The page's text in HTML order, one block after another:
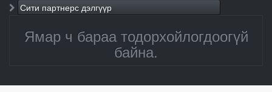
Сити партнерс дэлгүүр
Ямар ч бараа тодорхойлогдоогүй
байна.